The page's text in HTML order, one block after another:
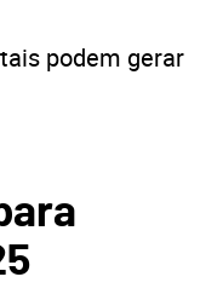
podem gerar